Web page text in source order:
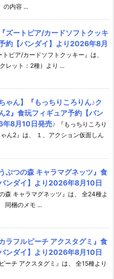
の内容 ...
ズートピア/カードソフトクッキ
約【バンダイ】より2026年8月
トピア/カードソフトクッキー』は、
レット：2種）より ...
ゃん】『もっちりころりん♪ク
2』食玩フィギュア予約【バン
8月10日発売♪
『もっちりころり
ん2』は、 １、アクション仮面しん
ぶつの森 キャラマグネッツ』食
ンダイ】より2026年8月10日
森 キャラマグネッツ』は、 全24種よ
同梱のメモ ...
ラフルピーチ アクスタグミ』食
ンダイ】より2026年8月10日
ーチ アクスタグミ』は、 全15種より